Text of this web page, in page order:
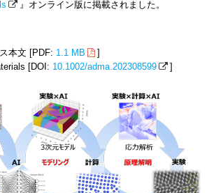
』オンライン版に掲載されました。
本文 [PDF: 1.1 MB
]
[DOI: 10.1002/adma.202308599 ]